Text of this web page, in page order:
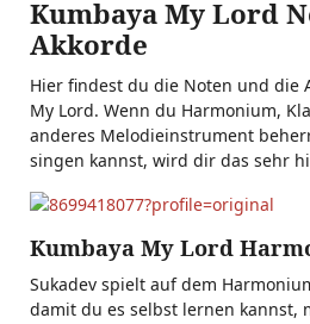
Kumbaya My Lord
Akkorde
Hier findest du die Noten und die
My Lord. Wenn du Harmonium,
anderes Melodieinstrument
singen kannst, wird dir das sehr
Kumbaya My Lord
Sukadev spielt auf dem
damit du es selbst lernen kannst,